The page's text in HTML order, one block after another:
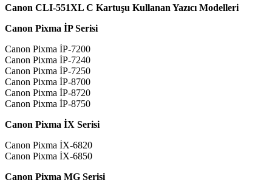
Canon CLI-551XL C Kartuşu Kullanan Yazıcı Modelleri
Canon Pixma İP Serisi
Canon Pixma İP-7200
Canon Pixma İP-7240
Canon Pixma İP-7250
Canon Pixma İP-8700
Canon Pixma İP-8720
Canon Pixma İP-8750
Canon Pixma İX Serisi
Canon Pixma İX-6820
Canon Pixma İX-6850
Canon Pixma MG Serisi